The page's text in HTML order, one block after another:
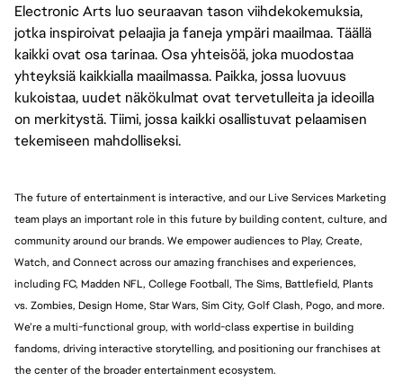
Electronic Arts luo seuraavan tason viihdekokemuksia,
jotka inspiroivat pelaajia ja faneja ympäri maailmaa. Täällä
kaikki ovat osa tarinaa. Osa yhteisöä, joka muodostaa
yhteyksiä kaikkialla maailmassa. Paikka, jossa luovuus
kukoistaa, uudet näkökulmat ovat tervetulleita ja ideoilla
on merkitystä. Tiimi, jossa kaikki osallistuvat pelaamisen
tekemiseen mahdolliseksi.
The future of entertainment is interactive, and our Live Services Marketing
team plays an important role in this future by building content, culture, and
community around our brands. We empower audiences to Play, Create,
Watch, and Connect across our amazing franchises and experiences,
including FC, Madden NFL, College Football, The Sims, Battlefield, Plants
vs. Zombies, Design Home, Star Wars, Sim City, Golf Clash, Pogo, and more.
We’re a multi-functional group, with world-class expertise in building
fandoms, driving interactive storytelling, and positioning our franchises at
the center of the broader entertainment ecosystem.